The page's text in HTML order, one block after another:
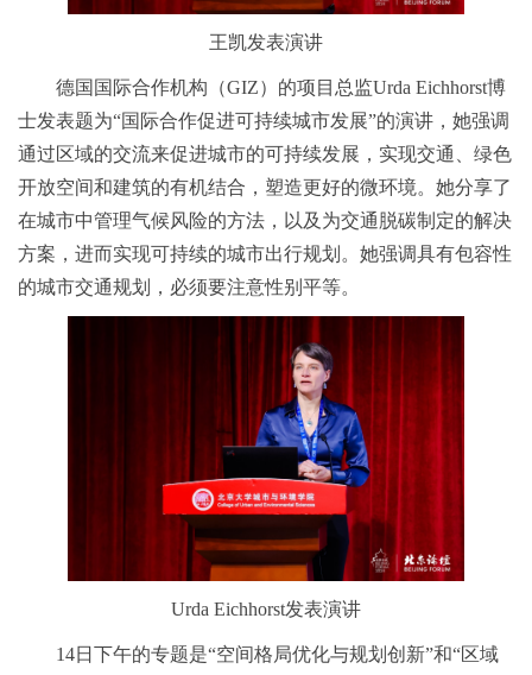
王凯发表演讲
德国国际合作机构（GIZ）的项目总监Urda Eichhorst博
士发表题为“国际合作促进可持续城市发展”的演讲，她强调
通过区域的交流来促进城市的可持续发展，实现交通、绿色
开放空间和建筑的有机结合，塑造更好的微环境。她分享了
在城市中管理气候风险的方法，以及为交通脱碳制定的解决
方案，进而实现可持续的城市出行规划。她强调具有包容性
的城市交通规划，必须要注意性别平等。
Urda Eichhorst发表演讲
14日下午的专题是“空间格局优化与规划创新”和“区域